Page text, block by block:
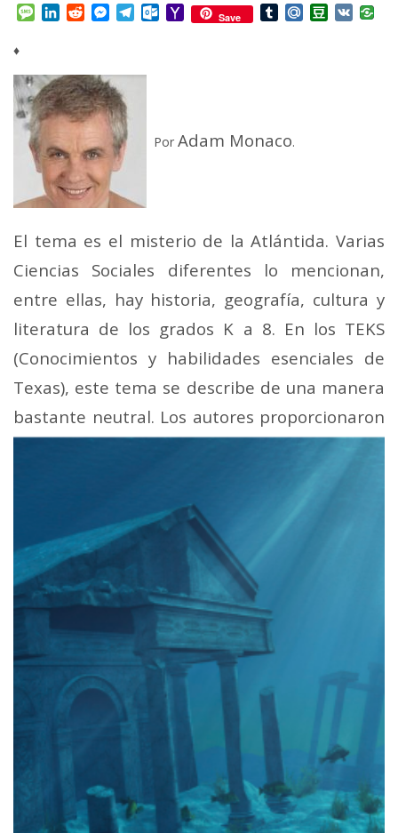
Mail
Message
LinkedInRedditMessenger
TelegramOutlook.com
YahooSave TumblrMail.RuDouban
VK
♦
Por Adam Monaco.
El tema es el misterio de la Atlántida. Varias
Ciencias Sociales diferentes lo mencionan,
entre ellas, hay historia, geografía, cultura y
literatura de los grados K a 8. En los TEKS
(Conocimientos y habilidades esenciales de
Texas), este tema se describe de una manera
bastante neutral. Los autores proporcionaron